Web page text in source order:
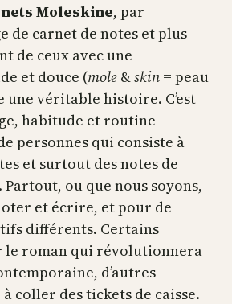
Moleskine, par
de carnet de notes et plus
de ceux avec une
et douce (mole &skin = peau
une véritable histoire. C’est
habitude et routine
personnes qui consiste à
et surtout des notes de
ou que nous soyons,
et écrire, et pour de
différents. Certains
le roman qui révolutionnera
d’autres
coller des tickets de caisse.